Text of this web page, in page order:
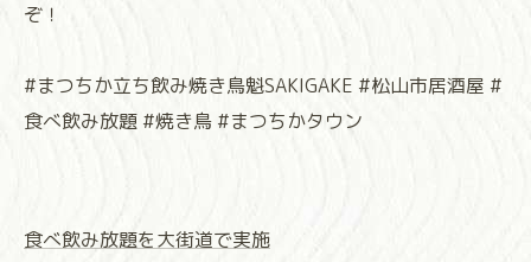
ぞ！
#まつちか立ち飲み焼き鳥魁SAKIGAKE #松山市居酒屋 #
食べ飲み放題 #焼き鳥 #まつちかタウン
食べ飲み放題を大街道で実施